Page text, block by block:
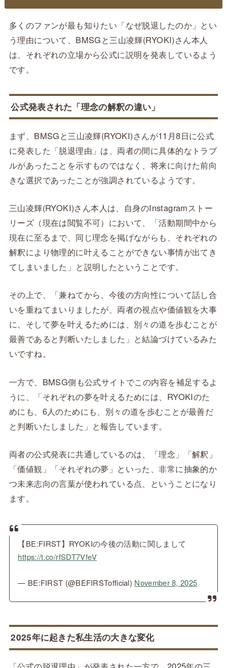
多くのファンが最も知りたい「なぜ脱退したのか」とい
う理由について、BMSGと三山凌輝(RYOKI)さん本人
は、それぞれの立場から公式に説明を発表しているよう
です。
公式発表された「理念の解釈の違い」
まず、BMSGと三山凌輝(RYOKI)さんが11月8日に公式
に発表した「脱退理由」は、両者の間に具体的なトラブ
ルがあったことを示すものではなく、将来に向けた前向
きな選択であったことが強調されているようです。
三山凌輝(RYOKI)さん本人は、自身のInstagramストー
リーズ（現在は閲覧不可）において、「活動期間中から
現在に至るまで、同じ理念を掲げながらも、それぞれの
解釈により物理的に叶えることができない事情が出てき
てしまいました」と説明したということです。
その上で、「兼ねてから、今後の方向性について話し合
いを重ねてまいりましたが、両者の視点や価値観を大事
に、そして夢を叶えるためには、別々の道を歩むことが
最善であると判断いたしました」と結論づけているみた
いですね。
一方で、BMSG側も公式サイトでこの内容を補足するよ
うに、「それぞれの夢を叶えるためには、RYOKIのた
めにも、6人のためにも、別々の道を歩むことが最善だ
と判断いたしました」と報告しています。
両者の公式発表に共通しているのは、「理念」「解釈」
「価値観」「それぞれの夢」といった、非常に抽象的か
つ未来志向の言葉が使われている点、ということになり
ます。
【BE:FIRST】RYOKIの今後の活動に関しまして
https://t.co/rfSDT7VfeV
— BE:FIRST (@BEFIRSTofficial) November 8, 2025
2025年に起きた私生活の大きな変化